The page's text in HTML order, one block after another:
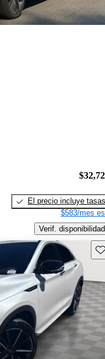
El precio incluye tasas
$583/mes
Verif. disponibilidad